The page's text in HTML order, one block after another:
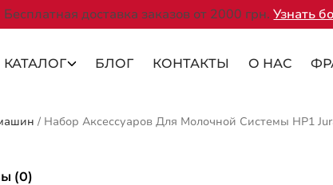
Бесплатная доставка заказов от 2000 грн.Узнать
КАТАЛОГ БЛОГ КОНТАКТЫ О НАС
/ Набор Аксессуаров Для Молочной Системы HP1
(0)